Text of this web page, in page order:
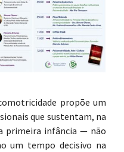
propõe um
que sustentam, na
primeira infância — não
um tempo decisivo na